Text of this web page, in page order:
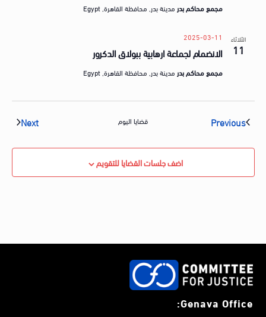
مجمع محاكم بدر مدينة بدر, محافظة القاهرة, Egypt
الثلاثاء
11 الانضمام لجماعة ارهابية ببولاق الدكرور
2025-03-11
مجمع محاكم بدر مدينة بدر, محافظة القاهرة, Egypt
Previous قضايا اليوم Next
اضف جلسات القضايا للتقويم
Genava Office: